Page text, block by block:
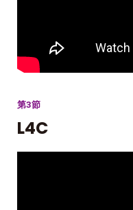
第3節
L4C